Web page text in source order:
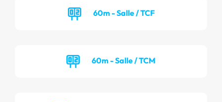
60m - Salle / TCF
60m - Salle / TCM